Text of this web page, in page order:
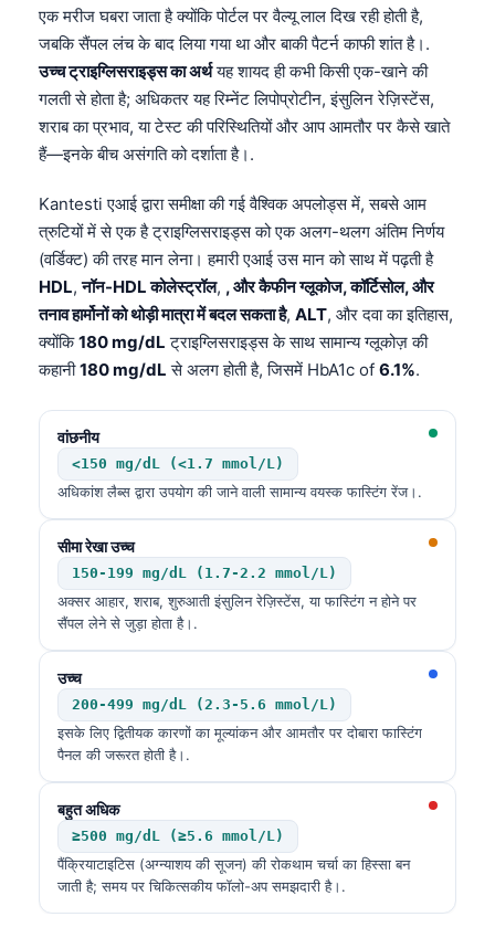
एक मरीज घबरा जाता है क्योंकि पोर्टल पर वैल्यू लाल दिख रही होती है,
जबकि सैंपल लंच के बाद लिया गया था और बाकी पैटर्न काफी शांत है।.
उच्च ट्राइग्लिसराइड्स का अर्थयह शायद ही कभी किसी एक-खाने की
गलती से होता है; अधिकतर यह रिम्नेंट लिपोप्रोटीन, इंसुलिन रेज़िस्टेंस,
शराब का प्रभाव, या टेस्ट की परिस्थितियों और आप आमतौर पर कैसे खाते
हैं—इनके बीच असंगति को दर्शाता है।.
Kantesti एआई द्वारा समीक्षा की गई वैश्विक अपलोड्स में, सबसे आम
त्रुटियों में से एक है ट्राइग्लिसराइड्स को एक अलग-थलग अंतिम निर्णय
(वर्डिक्ट) की तरह मान लेना। हमारी एआई उस मान को साथ में पढ़ती है
HDL,नॉन-HDL कोलेस्ट्रॉल, , और कैफीन ग्लूकोज, कॉर्टिसोल, और
तनाव हार्मोनों को थोड़ी मात्रा में बदल सकता है, ALT, और दवा का इतिहास,
क्योंकि180 mg/dL ट्राइग्लिसराइड्स के साथ सामान्य ग्लूकोज़ की
कहानी180 mg/dL से अलग होती है, जिसमें HbA1c of 6.1%.
वांछनीय
<150 mg/dL (<1.7 mmol/L)
अधिकांश लैब्स द्वारा उपयोग की जाने वाली सामान्य वयस्क फास्टिंग रेंज।.
सीमा रेखा उच्च
150-199 mg/dL (1.7-2.2 mmol/L)
अक्सर आहार, शराब, शुरुआती इंसुलिन रेज़िस्टेंस, या फास्टिंग न होने पर
सैंपल लेने से जुड़ा होता है।.
उच्च
200-499 mg/dL (2.3-5.6 mmol/L)
इसके लिए द्वितीयक कारणों का मूल्यांकन और आमतौर पर दोबारा फास्टिंग
पैनल की जरूरत होती है।.
बहुत अधिक
≥500 mg/dL (≥5.6 mmol/L)
पैंक्रियाटाइटिस (अग्न्याशय की सूजन) की रोकथाम चर्चा का हिस्सा बन
जाती है; समय पर चिकित्सकीय फॉलो-अप समझदारी है।.